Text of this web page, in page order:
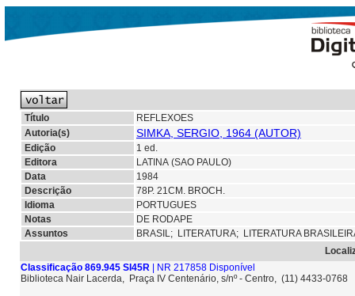
Título
REFLEXOES
Autoria(s)
SIMKA, SERGIO, 1964 (AUTOR)
Edição
1 ed.
Editora
LATINA (SAO PAULO)
Data
1984
Descrição
78P. 21CM. BROCH.
Idioma
PORTUGUES
Notas
DE RODAPE
Assuntos
BRASIL; LITERATURA; LITERATURA
Classificação 869.945 SI45R | NR 217858 Disponível
Biblioteca Nair Lacerda, Praça IV Centenário, s/nº - Centro, (11) 4433-0768